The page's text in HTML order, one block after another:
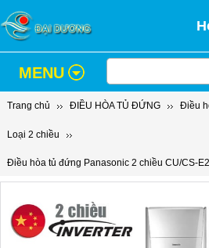
MENU
Trang chủ ĐIỀU HÒA TỦ ĐỨNG Điều
Loại 2 chiều
Điều hòa tủ đứng Panasonic 2 chiều CU/CS-